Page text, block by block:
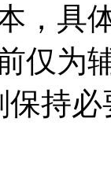
，
为辅
刻保